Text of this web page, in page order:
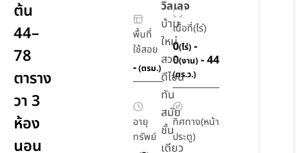
ต้น
44–
78
ตาราง
วา 3
ห้อง
นอน
พื้นที่
ใช้สอย
-(ตรม.)
เนื้อที่(ไร่)
0(ไร่) -
0(งาน) - 44
(ตร.ว.)
อายุ
ทรัพย์
ทิศทาง(หน้า
ประตู)
วิลเลจ
บ้าน
ใหม่
สวย
ดีไซน์
ทัน
สมัย
ชั้น
เดียว